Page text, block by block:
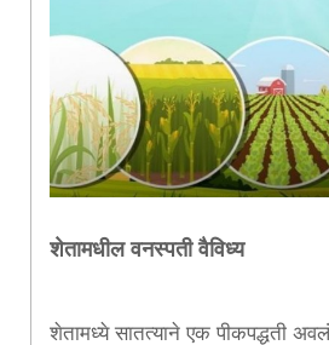
शेतामधील वनस्पती वैविध्य
शेतामध्ये सातत्याने एक पीकपद्धती